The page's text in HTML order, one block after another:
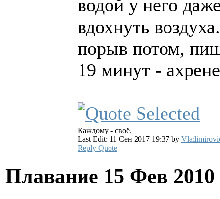
водой у него
вдохнуть
порыв потом,
19 минут -
Каждому - своё.
Last Edit: 11 Сен 2017 19:37 by
Reply Quote
Плавание 15 Фев